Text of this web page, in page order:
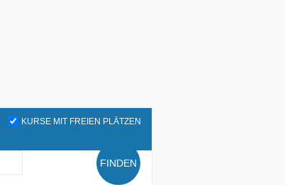
KURSE MIT FREIEN PLÄTZEN
FINDEN